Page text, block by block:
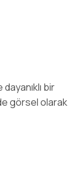
bir
görsel olarak